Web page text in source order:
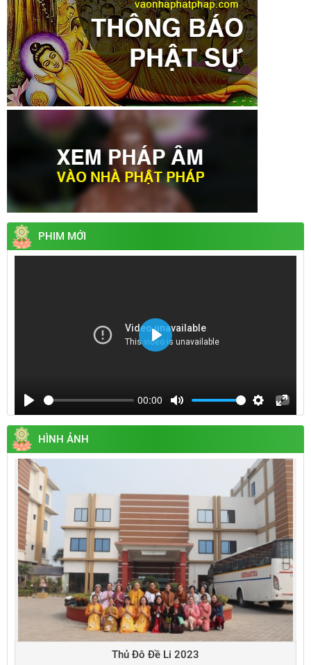
PHIM MỚI
Play
00:00
Mute
SettingsEnter
Play
HÌNH ẢNH
Thủ Đô Đề Li 2023